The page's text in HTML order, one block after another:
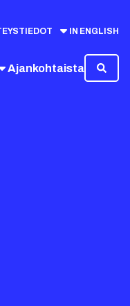
IN ENGLISH
Ajankohtaista